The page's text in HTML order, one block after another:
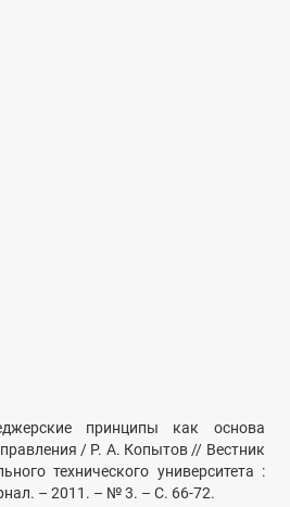
принципы как основа
/ Р. А. Копытов // Вестник
технического университета :
– 2011. – № 3. – С. 66-72.